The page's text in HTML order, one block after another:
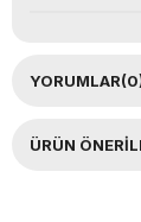
YORUMLAR
ÜRÜN